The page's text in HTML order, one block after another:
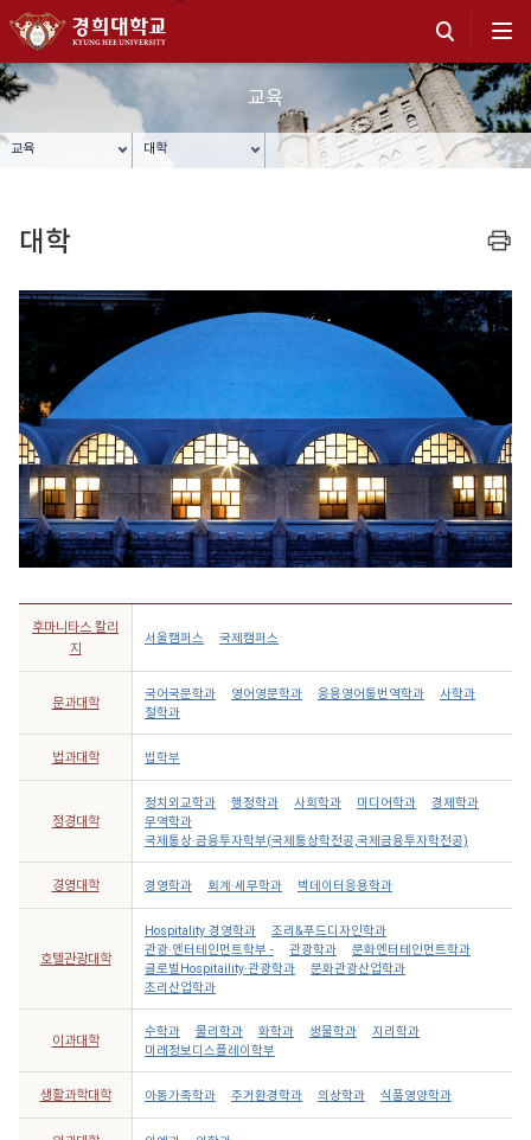
교육
교육 대학
대학
후마니타스 칼리
지
서울캠퍼스 국제캠퍼스
문과대학
국어국문학과 영어영문학과 응용영어통번역학과
사학과
철학과
법과대학 법학부
정경대학
정치외교학과 행정학과 사회학과 미디어학과
경제학과
무역학과
국제통상·금융투자학부(국제통상학전공,국제금융투자학전공)
경영대학 경영학과 회계·세무학과 빅데이터응용학과
호텔관광대학
Hospitality 경영학과
조리&푸드디자인학과
관광·엔터테인먼트학부 -
관광학과
문화엔터테인먼트학과
글로벌Hospitaility·관광학과
문화관광산업학과
조리산업학과
이과대학
수학과 물리학과 화학과 생물학과
지리학과
미래정보디스플레이학부
생활과학대학 아동가족학과 주거환경학과 의상학과 식품영양학과